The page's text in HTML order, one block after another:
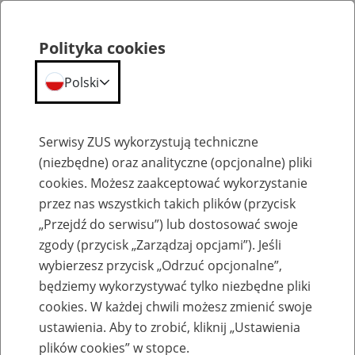
Emerytury
Baza zlikwidowanych lub
przekształconych zakładów pracy
Polityka cookies
Polski
Serwisy ZUS wykorzystują techniczne
(niezbędne) oraz analityczne (opcjonalne) pliki
cookies. Możesz zaakceptować wykorzystanie
przez nas wszystkich takich plików (przycisk
„Przejdź do serwisu”) lub dostosować swoje
zgody (przycisk „Zarządzaj opcjami”). Jeśli
wybierzesz przycisk „Odrzuć opcjonalne”,
będziemy wykorzystywać tylko niezbędne pliki
cookies. W każdej chwili możesz zmienić swoje
ustawienia. Aby to zrobić, kliknij „Ustawienia
plików cookies” w stopce.